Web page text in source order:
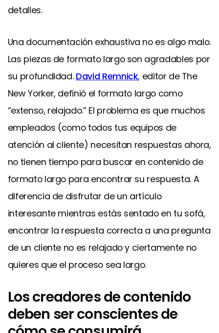
detalles.
Una documentación exhaustiva no es algo malo.
Las piezas de formato largo son agradables por
su profundidad. David Remnick, editor de The
New Yorker, definió el formato largo como
“extenso, relajado.” El problema es que muchos
empleados (como todos tus equipos de
atención al cliente) necesitan respuestas ahora,
no tienen tiempo para buscar en contenido de
formato largo para encontrar su respuesta. A
diferencia de disfrutar de un artículo
interesante mientras estás sentado en tu sofá,
encontrar la respuesta correcta a una pregunta
de un cliente no es relajado y ciertamente no
quieres que el proceso sea largo.
Los creadores de contenido
deben ser conscientes de